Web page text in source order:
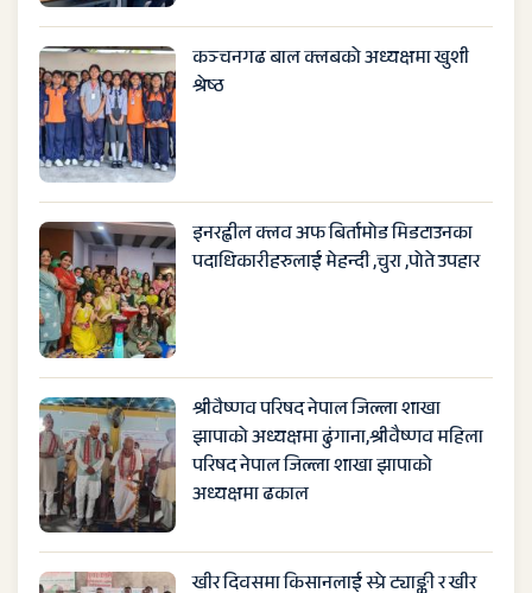
कञ्चनगढ बाल क्लबको अध्यक्षमा खुशी
श्रेष्ठ
इनरह्वील क्लव अफ बिर्तामोड मिडटाउनका
पदाधिकारीहरुलाई मेहन्दी ,चुरा ,पोते उपहार
श्रीवैष्णव परिषद नेपाल जिल्ला शाखा
झापाको अध्यक्षमा ढुंगाना,श्रीवैष्णव महिला
परिषद नेपाल जिल्ला शाखा झापाको
अध्यक्षमा ढकाल
खीर दिवसमा किसानलाई स्प्रे ट्याङ्की र खीर